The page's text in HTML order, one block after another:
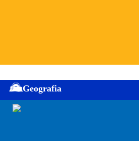
Geografia